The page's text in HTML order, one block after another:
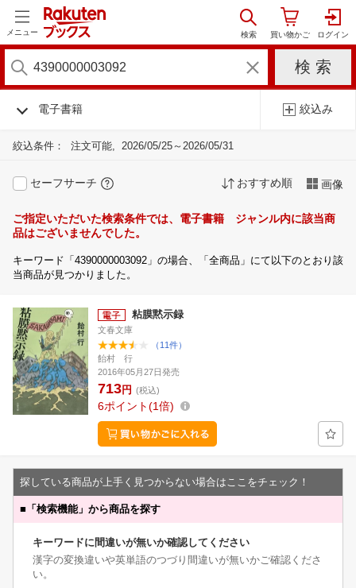
メニュー
電子書籍 絞込み
絞込条件： 注文可能 2026/05/25～2026/05/31
セーフサーチ おすすめ順 画像
ご指定いただいた検索条件では、電子書籍 ジャンル内に該当商
品はございませんでした。
キーワード「4390000003092」の場合、「全商品」にて以下のとおり該
当商品が見つかりました。
粘膜黙示録
文春文庫
（11件）
飴村 行
2016年05月27日発売
713円 (税込)
6ポイント 1倍
探している商品が上手く見つからない場合はここをチェック！
■ 「検索機能」から商品を探す
キーワードに間違いが無いか確認してください
漢字の変換違いや英単語のつづり間違いが無いかご確認くださ
い。